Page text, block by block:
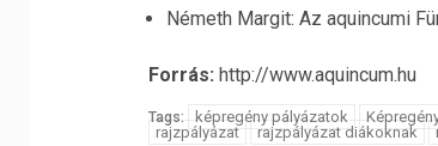
Németh Margit: Az aquincumi
Forrás: http://www.aquincum.hu
Tags: képregény pályázatok
rajzpályázat
rajzpályázat diákoknak